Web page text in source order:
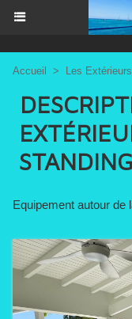
Accueil > Les
Equipement autour de